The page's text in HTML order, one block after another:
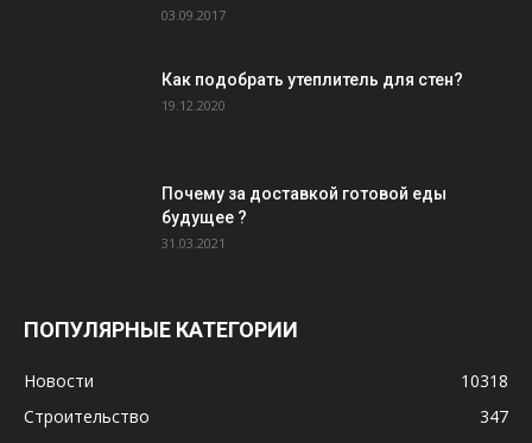
03.09.2017
Как подобрать утеплитель для стен?
19.12.2020
Почему за доставкой готовой еды
будущее ?
31.03.2021
ПОПУЛЯРНЫЕ КАТЕГОРИИ
Новости
10318
Строительство
347